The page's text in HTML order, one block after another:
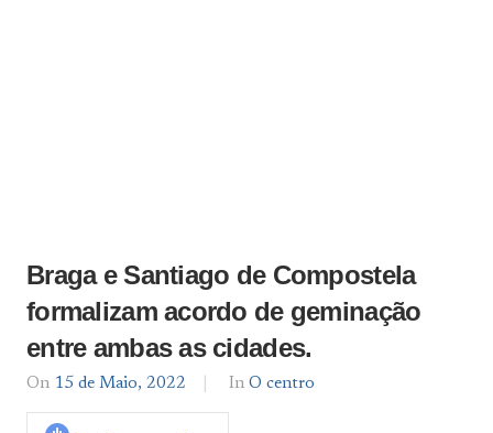
Braga e Santiago de Compostela
formalizam acordo de geminação
entre ambas as cidades.
On 15 de Maio, 2022
By
In O centro